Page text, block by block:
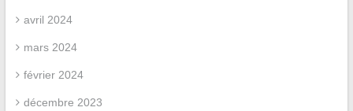
avril 2024
mars 2024
février 2024
décembre 2023